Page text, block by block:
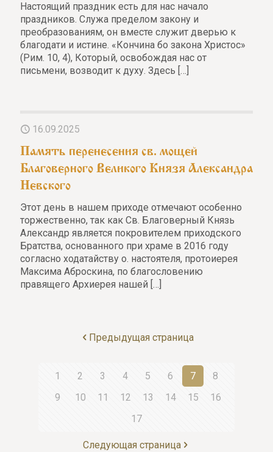
Настоящий праздник есть для нас начало
праздников. Служа пределом закону и
преобразованиям, он вместе служит дверью к
благодати и истине. «Кончина бо закона Христос»
(Рим. 10, 4), Который, освобождая нас от
письмени, возводит к духу. Здесь […]
16.09.2025
Память перенесения св. мощей
Благоверного Великого Князя Александра
Невского
Этот день в нашем приходе отмечают особенно
торжественно, так как Св. Благоверный Князь
Александр является покровителем приходского
Братства, основанного при храме в 2016 году
согласно ходатайству о. настоятеля, протоиерея
Максима Аброскина, по благословению
правящего Архиерея нашей […]
Предыдущая страница
1 2 3 4 5 6 7
8
9
10 11 12 13 14 15
16
17
Следующая страница